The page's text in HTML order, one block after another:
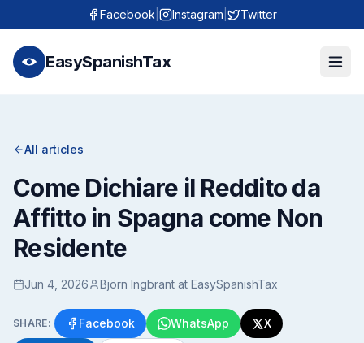
Facebook Instagram Twitter
EasySpanishTax
All articles
Come Dichiare il Reddito da
Affitto in Spagna come Non
Residente
Jun 4, 2026 Björn Ingbrant at EasySpanishTax
SHARE: Facebook WhatsApp X